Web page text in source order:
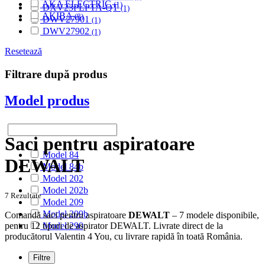
AKA ELECTRIC (1)
AKIBA (8)
ALASKA (28)
ALIV (1)
ALMERIA (1)
ALPINA (10)
ALTIC (3)
ALTO (12)
ALTUS (1)
AMADIS (5)
AMROS (1)
AMSTAR
AMSTERDAM
AMSTRAD
ANTECH (2)
APL (3)
AQUA VAC (3)
AR-TECH
DXV23PLPTA-QT (1)
DWV27901 (1)
DWV27902 (1)
Resetează
Filtrare după produs
Model produs
Model 84
Model 84b
Model 202
Model 202b
Model 209
Model 209b
Model 290
Saci pentru aspiratoare
DEWALT
7 Rezultate
Comandă saci pentru aspiratoare DEWALT – 7 modele disponibile,
pentru 12 tipuri de aspirator DEWALT. Livrate direct de la
producătorul Valentin 4 You, cu livrare rapidă în toată România.
Filtre